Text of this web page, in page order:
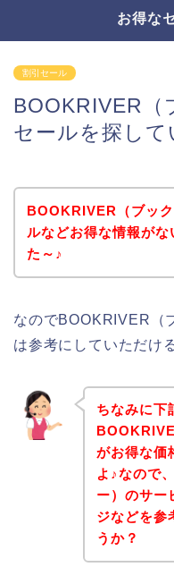
お得な
割引セール
BOOKRIVER（
セールを探して
BOOKRIVER（ブッ
ルなどお得な情報が
た～♪
なのでBOOKRIVER（
は参考にしていただけ
ちなみに下
がお得な価
よ♪なので
ー）のサー
ジなどを参
うか？